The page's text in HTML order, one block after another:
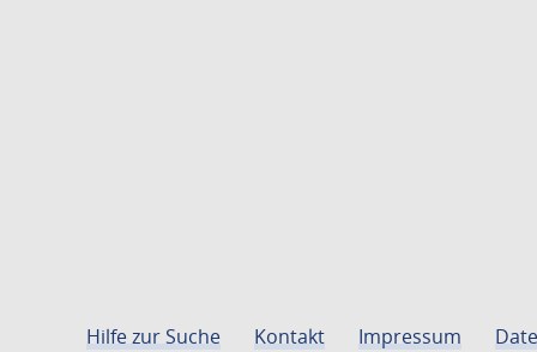
Hilfe zur Suche Kontakt Impressum